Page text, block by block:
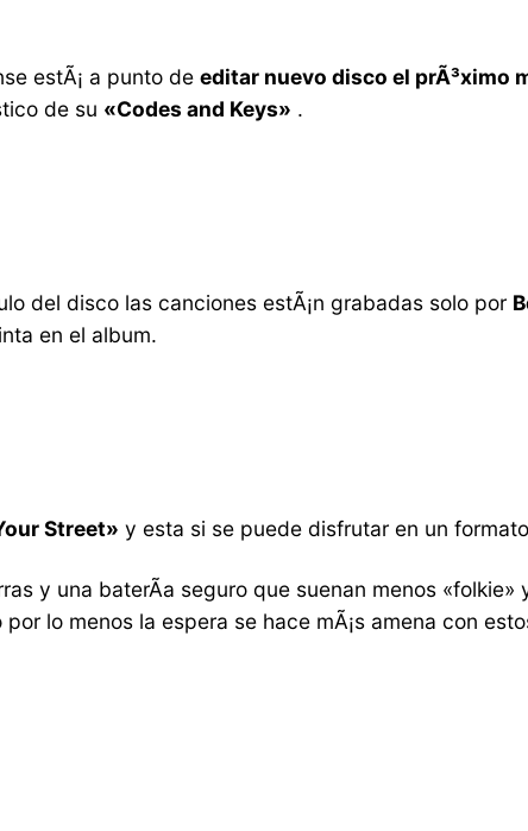
estÃ¡ a punto de editar nuevo disco el prÃ³ximo
de su «Codes and Keys» .
del disco las canciones estÃ¡n grabadas solo por
en el album.
Street» y esta si se puede disfrutar en un
y una baterÃ­a seguro que suenan menos «folkie»
lo menos la espera se hace mÃ¡s amena con